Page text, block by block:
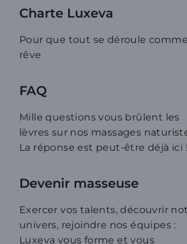
Charte Luxeva
Pour que tout se déroule
rêve
FAQ
Mille questions vous brûlent les
lèvres sur nos massages
La réponse est peut-être déjà ici !
Devenir masseuse
Exercer vos talents, découvrir
univers, rejoindre nos équipes :
Luxeva vous forme et vous